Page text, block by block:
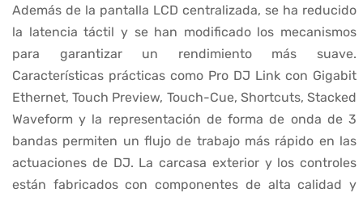
Además de la pantalla LCD centralizada, se ha reducido
la latencia táctil y se han modificado los mecanismos
para garantizar un rendimiento más suave.
Características prácticas como Pro DJ Link con Gigabit
Ethernet, Touch Preview, Touch-Cue, Shortcuts, Stacked
Waveform y la representación de forma de onda de 3
bandas permiten un flujo de trabajo más rápido en las
actuaciones de DJ. La carcasa exterior y los controles
están fabricados con componentes de alta calidad y